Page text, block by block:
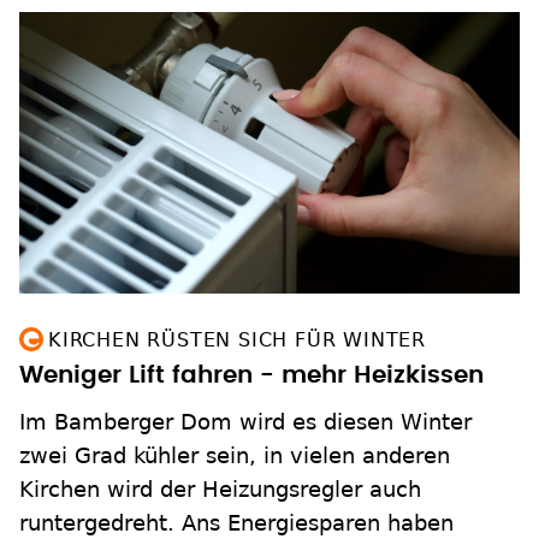
KIRCHEN RÜSTEN SICH FÜR WINTER
Weniger Lift fahren - mehr Heizkissen
Im Bamberger Dom wird es diesen Winter
zwei Grad kühler sein, in vielen anderen
Kirchen wird der Heizungsregler auch
runtergedreht. Ans Energiesparen haben